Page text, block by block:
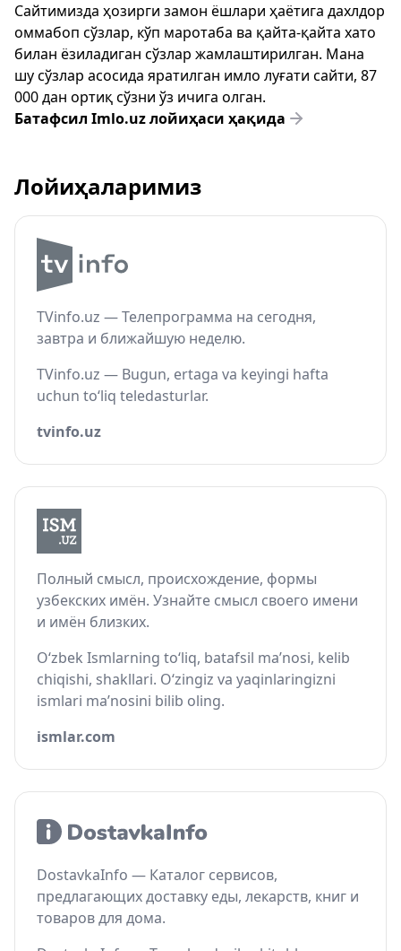
Сайтимизда ҳозирги замон ёшлари ҳаётига дахлдор
оммабоп сўзлар, кўп маротаба ва қайта-қайта хато
билан ёзиладиган сўзлар жамлаштирилган. Мана
шу сўзлар асосида яратилган имло луғати сайти, 87
000 дан ортиқ сўзни ўз ичига олган.
Батафсил Imlo.uz лойиҳаси ҳақида
Лойиҳаларимиз
TVinfo.uz — Телепрограмма на сегодня,
завтра и ближайшую неделю.
TVinfo.uz — Bugun, ertaga va keyingi hafta
uchun to‘liq teledasturlar.
tvinfo.uz
Полный смысл, происхождение, формы
узбекских имён. Узнайте смысл своего имени
и имён близких.
O‘zbek Ismlarning to‘liq, batafsil ma’nosi, kelib
chiqishi, shakllari. O‘zingiz va yaqinlaringizni
ismlari ma’nosini bilib oling.
ismlar.com
DostavkaInfo — Каталог сервисов,
предлагающих доставку еды, лекарств, книг и
товаров для дома.